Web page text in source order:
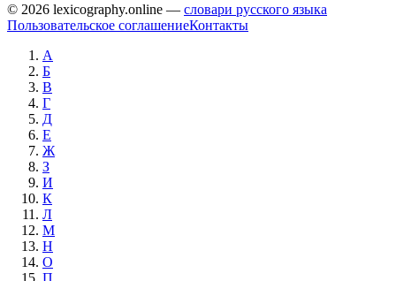
© 2026 lexicography.online — словари русского языка
Пользовательское соглашениеКонтакты
А
Б
В
Г
Д
Е
Ж
З
И
К
Л
М
Н
О
П